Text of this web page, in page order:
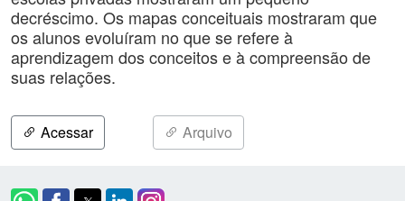
decréscimo. Os mapas conceituais mostraram que
os alunos evoluíram no que se refere à
aprendizagem dos conceitos e à compreensão de
suas relações.
Acessar Arquivo